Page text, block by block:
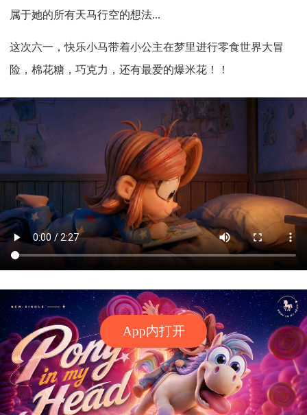
App内打开
属于她的所有天马行空的想法...
这次六一，快乐小马带着小公主在梦里进行零食世界大冒
险，棉花糖，巧克力，还有最爱的爆米花！！